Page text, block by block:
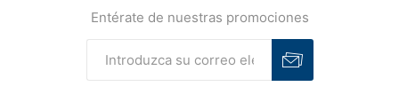
Entérate de nuestras promociones